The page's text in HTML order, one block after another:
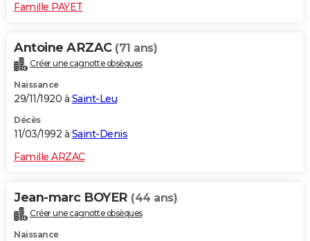
Famille PAYET
Antoine ARZAC (71 ans)
Créer une cagnotte obsèques
Naissance
29/11/1920 à Saint-Leu
Décès
11/03/1992 à Saint-Denis
Famille ARZAC
Jean-marc BOYER (44 ans)
Créer une cagnotte obsèques
Naissance